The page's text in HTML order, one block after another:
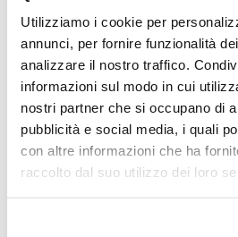
Utilizziamo i cookie per
annunci, per fornire funzionalità
analizzare il nostro traffico.
informazioni sul modo in cui
nostri partner che si occupano di
pubblicità e social media, i quali
con altre informazioni che ha
raccolto dal suo utilizzo dei loro